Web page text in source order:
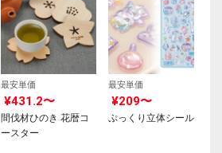
最安単価
¥431.2〜
間伐材ひのき 花暦コ
ースター
最安単価
¥209〜
ぷっくり立体シール